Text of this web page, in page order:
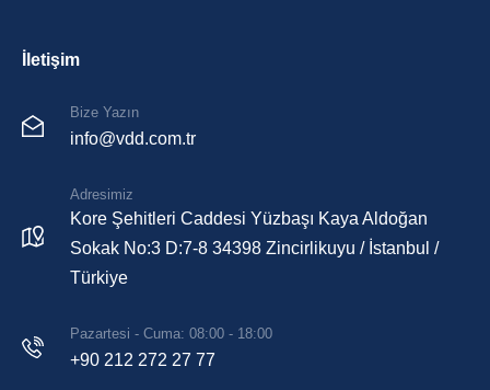
İletişim
Bize Yazın
info@vdd.com.tr
Adresimiz
Kore Şehitleri Caddesi Yüzbaşı Kaya Aldoğan
Sokak No:3 D:7-8 34398 Zincirlikuyu / İstanbul /
Türkiye
Pazartesi - Cuma: 08:00 - 18:00
+90 212 272 27 77